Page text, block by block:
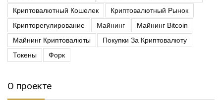
Криптовалютный Кошелек
Криптовалютный Рынок
Крипторегулирование
Майнинг
Майнинг Bitcoin
Майнинг Криптовалюты
Покупки За Криптовалюту
Токены
Форк
О проекте